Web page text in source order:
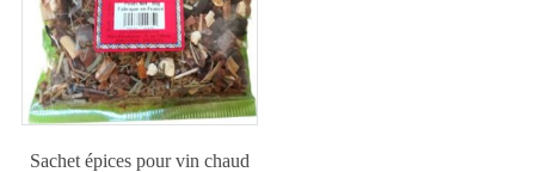
Sachet épices pour vin chaud